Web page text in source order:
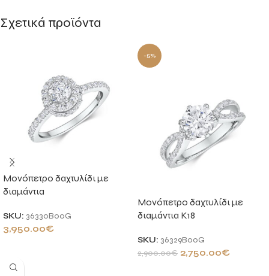
Σχετικά προϊόντα
Μονόπετρο δαχτυλίδι με
διαμάντια
SKU: 36330B00G
3,950.00€
-5%
Μονόπετρο δαχτυλίδι με
διαμάντια Κ18
SKU: 36329B00G
2,900.00€ 2,750.00€